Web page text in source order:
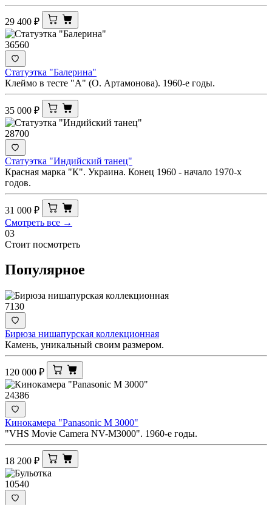
29 400 ₽
36560
Статуэтка "Балерина"
Клеймо в тесте "А" (О. Артамонова). 1960-е годы.
35 000 ₽
28700
Статуэтка "Индийский танец"
Красная марка "К". Украина. Конец 1960 - начало 1970-х
годов.
31 000 ₽
Смотреть все →
03
Стоит посмотреть
Популярное
7130
Бирюза нишапурская коллекционная
Камень, уникальный своим размером.
120 000 ₽
24386
Кинокамера "Panasonic M 3000"
"VHS Movie Camera NV-M3000". 1960-е годы.
18 200 ₽
10540